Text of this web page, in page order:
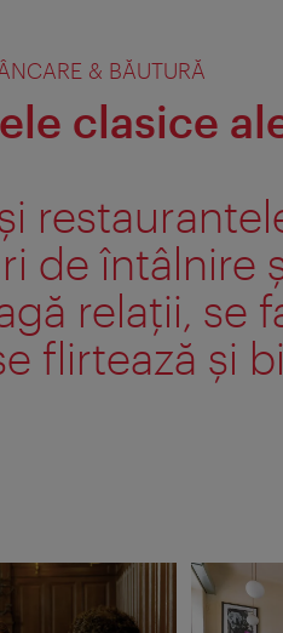
& BĂUTURĂ
clasice
de întâlnire
relaţii, se
flirtează şi